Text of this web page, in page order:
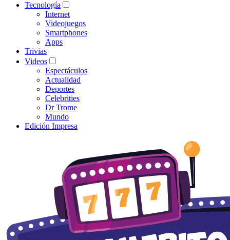
Tecnología
Internet
Videojuegos
Smartphones
Apps
Trivias
Videos
Espectáculos
Actualidad
Deportes
Celebrities
Dr Trome
Mundo
Edición Impresa